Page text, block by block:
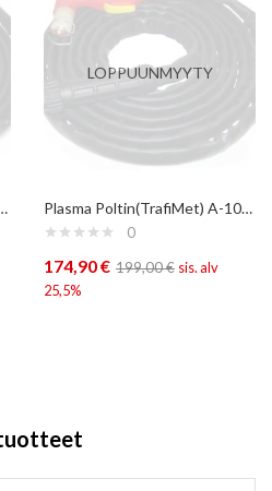
(Trafimet) 6m
LOPPUUNMYYTY
Plasma Poltin(TrafiMet) A-101 6m
0
174,90€ 199,00€ sis. alv
25,5%